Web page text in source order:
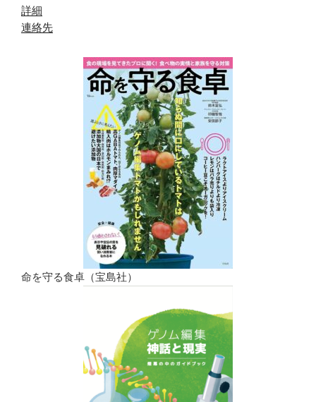
詳細
連絡先
命を守る食卓（宝島社）